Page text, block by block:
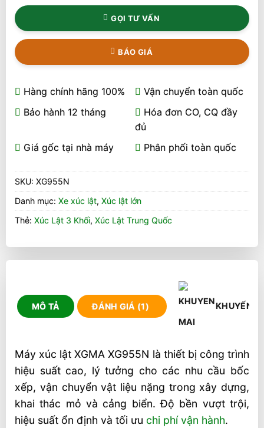
GỌI TƯ VẤN
BÁO GIÁ
Hàng chính hãng 100%
Vận chuyển toàn quốc
Bảo hành 12 tháng
Hóa đơn CO, CQ đầy
đủ
Giá gốc tại nhà máy
Phân phối toàn quốc
SKU: XG955N
Danh mục: Xe xúc lật, Xúc lật lớn
Thẻ: Xúc Lật 3 Khối, Xúc Lật Trung Quốc
MÔ TẢ ĐÁNH GIÁ (1) KHUYẾN
Máy xúc lật XGMA XG955N là thiết bị công trình
hiệu suất cao, lý tưởng cho các nhu cầu bốc
xếp, vận chuyển vật liệu nặng trong xây dựng,
khai thác mỏ và cảng biển. Độ bền vượt trội,
hiệu suất ổn định và tối ưu chi phí vận hành.